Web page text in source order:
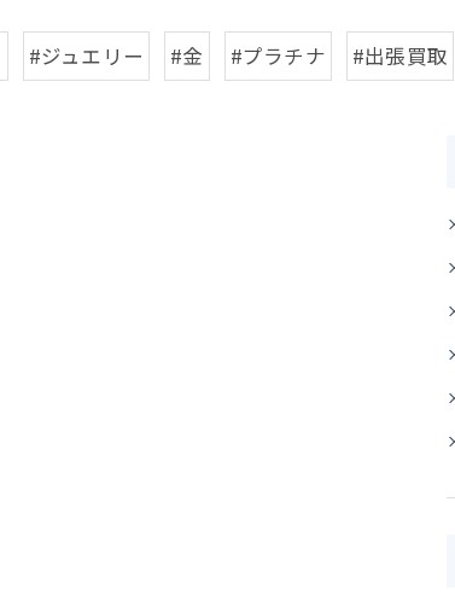
#ジュエリー #金 #プラチナ #出張買取